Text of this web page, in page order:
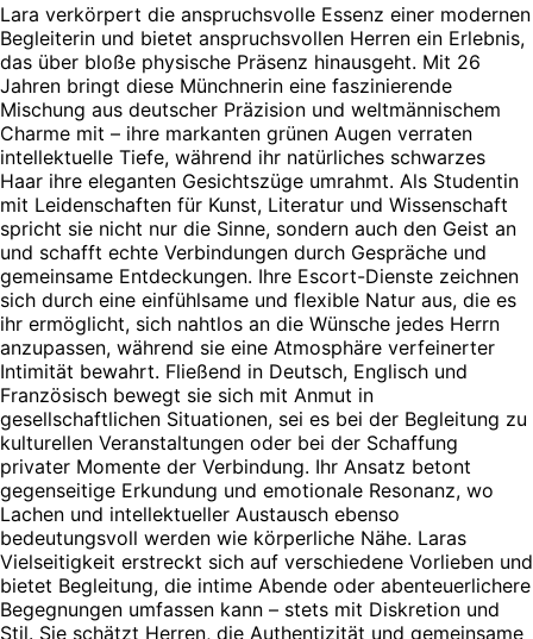
Lara verkörpert die anspruchsvolle Essenz einer modernen
Begleiterin und bietet anspruchsvollen Herren ein Erlebnis,
das über bloße physische Präsenz hinausgeht. Mit 26
Jahren bringt diese Münchnerin eine faszinierende
Mischung aus deutscher Präzision und weltmännischem
Charme mit – ihre markanten grünen Augen verraten
intellektuelle Tiefe, während ihr natürliches schwarzes
Haar ihre eleganten Gesichtszüge umrahmt. Als Studentin
mit Leidenschaften für Kunst, Literatur und Wissenschaft
spricht sie nicht nur die Sinne, sondern auch den Geist an
und schafft echte Verbindungen durch Gespräche und
gemeinsame Entdeckungen. Ihre Escort-Dienste zeichnen
sich durch eine einfühlsame und flexible Natur aus, die es
ihr ermöglicht, sich nahtlos an die Wünsche jedes Herrn
anzupassen, während sie eine Atmosphäre verfeinerter
Intimität bewahrt. Fließend in Deutsch, Englisch und
Französisch bewegt sie sich mit Anmut in
gesellschaftlichen Situationen, sei es bei der Begleitung zu
kulturellen Veranstaltungen oder bei der Schaffung
privater Momente der Verbindung. Ihr Ansatz betont
gegenseitige Erkundung und emotionale Resonanz, wo
Lachen und intellektueller Austausch ebenso
bedeutungsvoll werden wie körperliche Nähe. Laras
Vielseitigkeit erstreckt sich auf verschiedene Vorlieben und
bietet Begleitung, die intime Abende oder abenteuerlichere
Begegnungen umfassen kann – stets mit Diskretion und
Stil. Sie schätzt Herren, die Authentizität und gemeinsame